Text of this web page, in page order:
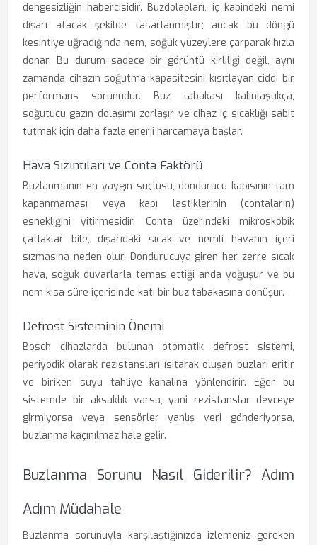
dengesizliğin habercisidir. Buzdolapları, iç kabindeki nemi
dışarı atacak şekilde tasarlanmıştır; ancak bu döngü
kesintiye uğradığında nem, soğuk yüzeylere çarparak hızla
donar. Bu durum sadece bir görüntü kirliliği değil, aynı
zamanda cihazın soğutma kapasitesini kısıtlayan ciddi bir
performans sorunudur. Buz tabakası kalınlaştıkça,
soğutucu gazın dolaşımı zorlaşır ve cihaz iç sıcaklığı sabit
tutmak için daha fazla enerji harcamaya başlar.
Hava Sızıntıları ve Conta Faktörü
Buzlanmanın en yaygın suçlusu, dondurucu kapısının tam
kapanmaması veya kapı lastiklerinin (contaların)
esnekliğini yitirmesidir. Conta üzerindeki mikroskobik
çatlaklar bile, dışarıdaki sıcak ve nemli havanın içeri
sızmasına neden olur. Dondurucuya giren her zerre sıcak
hava, soğuk duvarlarla temas ettiği anda yoğuşur ve bu
nem kısa süre içerisinde katı bir buz tabakasına dönüşür.
Defrost Sisteminin Önemi
Bosch cihazlarda bulunan otomatik defrost sistemi,
periyodik olarak rezistansları ısıtarak oluşan buzları eritir
ve biriken suyu tahliye kanalına yönlendirir. Eğer bu
sistemde bir aksaklık varsa, yani rezistanslar devreye
girmiyorsa veya sensörler yanlış veri gönderiyorsa,
buzlanma kaçınılmaz hale gelir.
Buzlanma Sorunu Nasıl Giderilir? Adım
Adım Müdahale
Buzlanma sorunuyla karşılaştığınızda izlemeniz gereken